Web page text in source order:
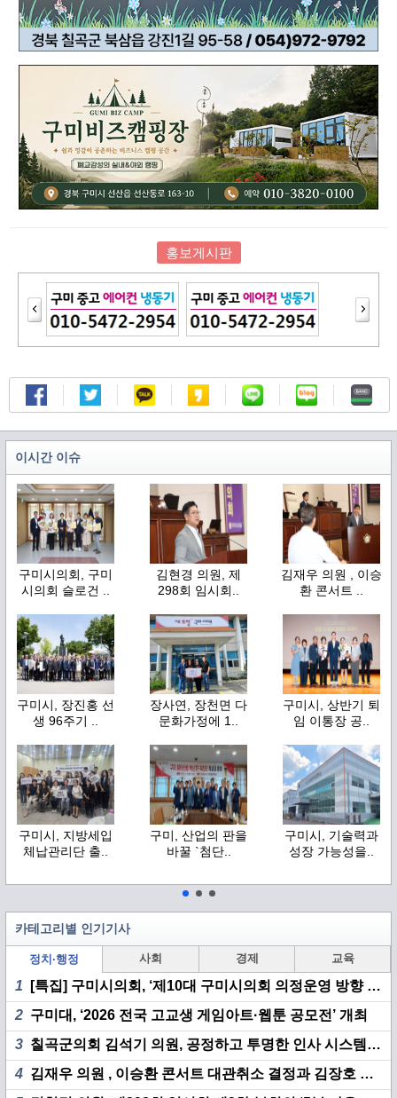
홍보게시판
이시간 이슈
구미시의회, 구미
시의회 슬로건 ..
김현경 의원, 제
298회 임시회..
김재우 의원 , 이승
환 콘서트 ..
구미시, 장진홍 선
생 96주기 ..
장사연, 장천면 다
문화가정에 1..
구미시, 상반기 퇴
임 이통장 공..
구미시, 지방세입
체납관리단 출..
구미, 산업의 판을
바꿀 `첨단..
구미시, 기술력과
성장 가능성을..
카테고리별 인기기사
정치·행정 사회 경제 교육
1 [특집] 구미시의회, ‘제10대 구미시의회 의정운영 방향 기자 간담회’ 개최
2 구미대, ‘2026 전국 고교생 게임아트·웹툰 공모전’ 개최
3 칠곡군의회 김석기 의원, 공정하고 투명한 인사 시스템 구축 촉구
4 김재우 의원 , 이승환 콘서트 대관취소 결정과 김장호 시장 책임 집중 추궁